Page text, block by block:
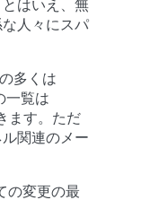
はいえ、無
人々にスパ
多くは
一覧は
ます。ただ
関連のメー
の変更の最